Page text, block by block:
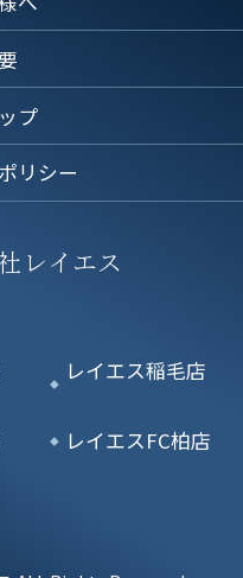
プ
リシー
レイエス
レイエス稲毛店
レイエスFC柏店